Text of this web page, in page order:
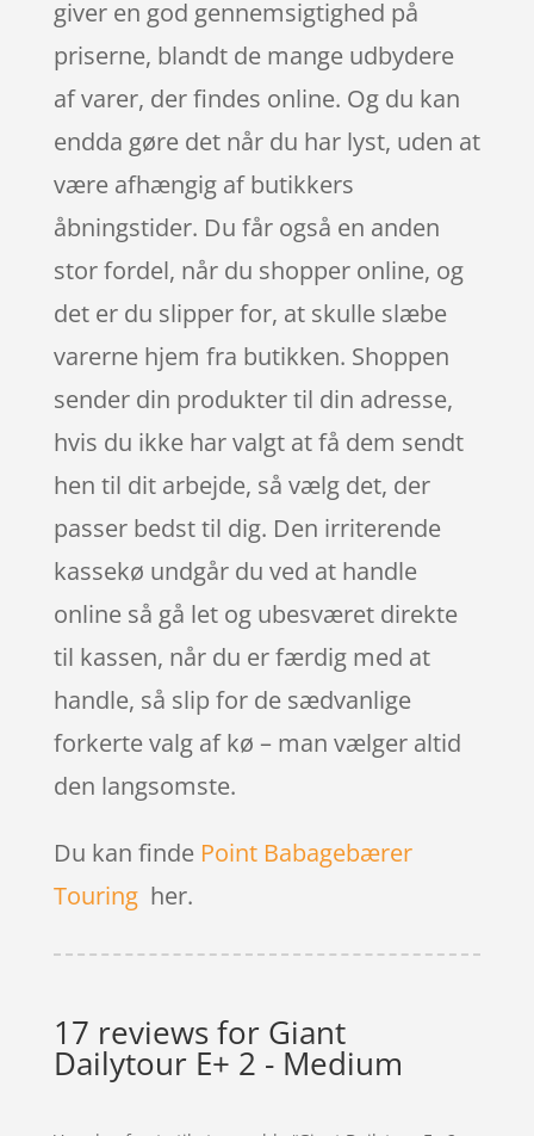
giver en god gennemsigtighed på
priserne, blandt de mange udbydere
af varer, der findes online. Og du kan
endda gøre det når du har lyst, uden at
være afhængig af butikkers
åbningstider. Du får også en anden
stor fordel, når du shopper online, og
det er du slipper for, at skulle slæbe
varerne hjem fra butikken. Shoppen
sender din produkter til din adresse,
hvis du ikke har valgt at få dem sendt
hen til dit arbejde, så vælg det, der
passer bedst til dig. Den irriterende
kassekø undgår du ved at handle
online så gå let og ubesværet direkte
til kassen, når du er færdig med at
handle, så slip for de sædvanlige
forkerte valg af kø – man vælger altid
den langsomste.
Du kan finde Point Babagebærer
Touringher.
17 reviews for Giant
Dailytour E+ 2 - Medium